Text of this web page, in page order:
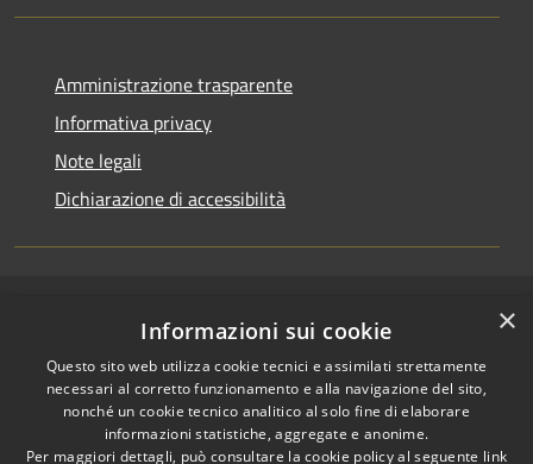
Amministrazione trasparente
Informativa privacy
Note legali
Dichiarazione di accessibilità
Privacy
Cookie
Mappa del sito
Copyright © 2026 • Comune di
Casirate d'Adda • Powered by
Municipium•Accesso
redazione
×
Informazioni sui cookie
Questo sito web utilizza cookie tecnici e assimilati strettamente
necessari al corretto funzionamento e alla navigazione del sito,
nonché un cookie tecnico analitico al solo fine di elaborare
informazioni statistiche, aggregate e anonime.
Per maggiori dettagli, può consultare la cookie policy al seguente link